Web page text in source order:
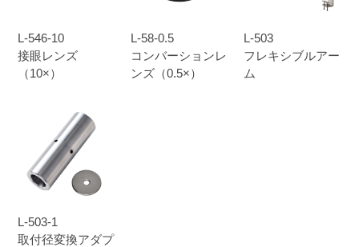
L-546-10
接眼レンズ
（10×）
L-58-0.5
コンバーションレ
ンズ（0.5×）
L-503
フレキシブルアー
ム
L-503-1
取付径変換アダプ